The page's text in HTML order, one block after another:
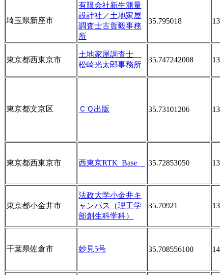
埼玉県新座市
有限会社新生測量
設計社／土地家屋
調査士古賀毅事務
所
35.795018
東京都西東京市
土地家屋調査士
松崎光太郎事務所
35.747242008
東京都文京区 ＣＱ出版 35.73101206
東京都西東京市 西東京RTK_Base 35.72853050
東京都小金井市
法政大学小金井キ
ャンパス（理工学
部創生科学科）
35.70921
千葉県佐倉市 妙見5号 35.708556100